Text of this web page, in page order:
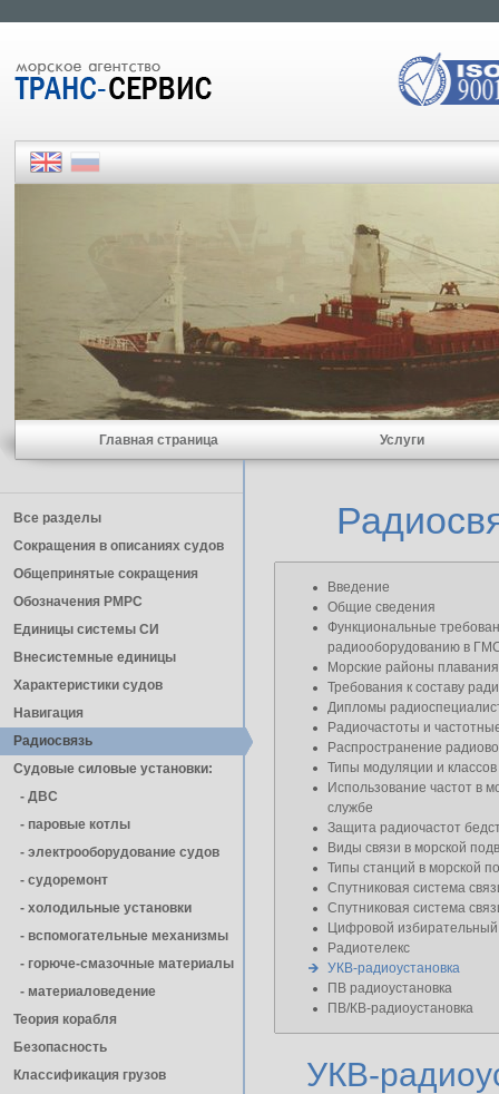
Главная страница Услуги
Все разделы
Сокращения в описаниях судов
Общепринятые сокращения
Обозначения РМРС
Единицы cистемы СИ
Внесистемные единицы
Характеристики судов
Навигация
Радиосвязь
Судовые силовые установки:
- ДВС
- паровые котлы
- электрооборудование судов
- cудоремонт
- холодильные установки
- вспомогательные механизмы
- горюче-смазочные материалы
- материаловедение
Теория корабля
Безопасность
Классификация грузов
Введение
Общие сведения
Функциональные
радиооборудованию в
Морские районы плавания
Требования к составу
Дипломы
Радиочастоты и
Распространение
Типы модуляции и
Использование частот в
службе
Защита радиочастот
Виды связи в морской
Типы станций в морской
Спутниковая система
Спутниковая система
Цифровой
Радиотелекс
УКВ-радиоустановка
ПВ радиоустановка
ПВ/КВ-радиоустановка
УКВ-